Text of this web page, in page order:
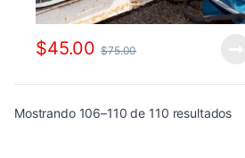
$45.00 $75.00
Mostrando 106–110 de 110 resultados